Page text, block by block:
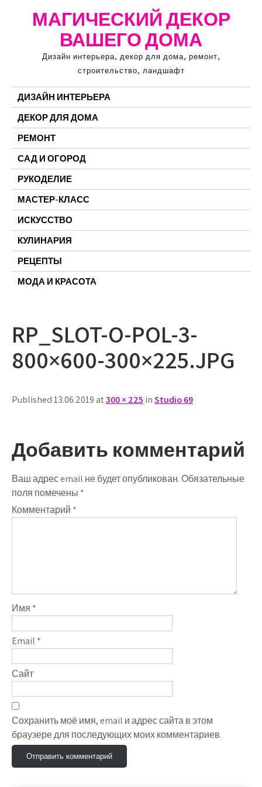
МАГИЧЕСКИЙ ДЕКОР
ВАШЕГО ДОМА
Дизайн интерьера, декор для дома, ремонт,
строительство, ландшафт
ДИЗАЙН ИНТЕРЬЕРА
ДЕКОР ДЛЯ ДОМА
РЕМОНТ
САД И ОГОРОД
РУКОДЕЛИЕ
МАСТЕР-КЛАСС
ИСКУССТВО
КУЛИНАРИЯ
РЕЦЕПТЫ
МОДА И КРАСОТА
RP_SLOT-O-POL-3-
800×600-300×225.JPG
Published 13.06.2019 at300 × 225 inStudio 69
Добавить комментарий
Ваш адрес email не будет опубликован.Обязательные
поля помечены *
Комментарий *
Имя *
Email *
Сайт
Сохранить моё имя, email и адрес сайта в этом
браузере для последующих моих комментариев.